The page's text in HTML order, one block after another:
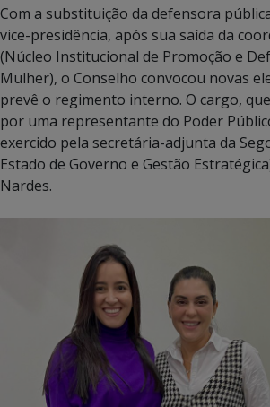
Com a substituição da defensora
vice-presidência, após sua saída da
(Núcleo Institucional de Promoção e
Mulher), o Conselho convocou novas
prevê o regimento interno. O cargo,
por uma representante do Poder
exercido pela secretária-adjunta da
Estado de Governo e Gestão
Nardes.